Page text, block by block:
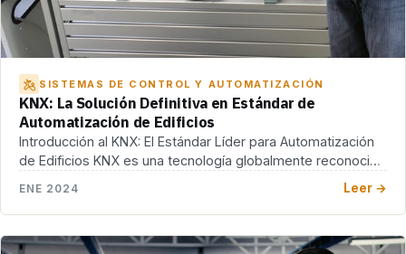
SISTEMAS DE CONTROL Y AUTOMATIZACIÓN
KNX: La Solución Definitiva en Estándar de
Automatización de Edificios
Introducción al KNX: El Estándar Líder para Automatización
de Edificios KNX es una tecnología globalmente reconocida
ENE 2024 Leer →